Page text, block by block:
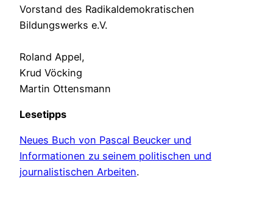
Vorstand des Radikaldemokratischen
Bildungswerks e.V.
Roland Appel,
Krud Vöcking
Martin Ottensmann
Lesetipps
Neues Buch von Pascal Beucker und
Informationen zu seinem politischen und
journalistischen Arbeiten.